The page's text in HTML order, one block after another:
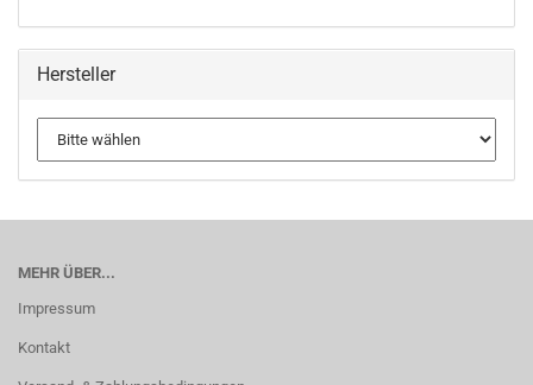
Hersteller
MEHR ÜBER...
Impressum
Kontakt